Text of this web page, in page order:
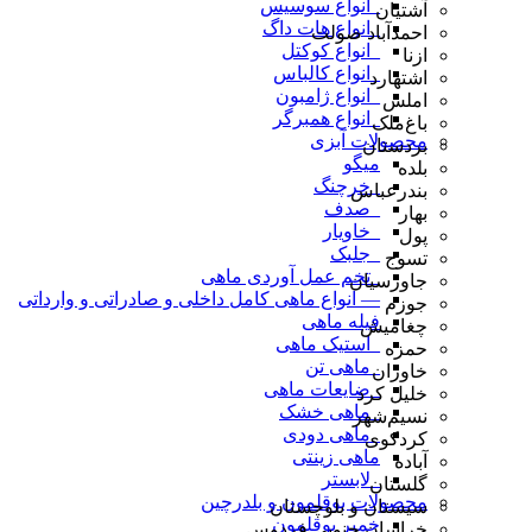
_انواع سوسیس
_انواع هات داگ
_انواع کوکتل
_انواع کالباس
_انواع ژامبون
_انواع همبرگر
محصولات آبزی
میگو
_خرچنگ
_صدف
_خاویار
_جلبک
_تخم عمل آوردی ماهی
— انواع ماهی کامل داخلی و صادراتی و وارداتی
فیله ماهی
_استیک ماهی
_ماهی تن
_ضایعات ماهی
_ماهی خشک
_ماهی دودی
ماهی زینتی
_لابستر
محصولات بوقلمون و بلدرچین
خمیر بوقلمون
آشتیان
احمدآباد صولت
ازنا
اشتهارد
املش
باغ‌ملک
بردستان
بلده
بندرعباس
بهار
پول
تسوج
جاورسیان
جوزم
چغامیش
حمزه
خاوران
خلیل کرد
نسیم‌شهر
کردکوی
آباده
گلستان
سیستان و بلوچستان